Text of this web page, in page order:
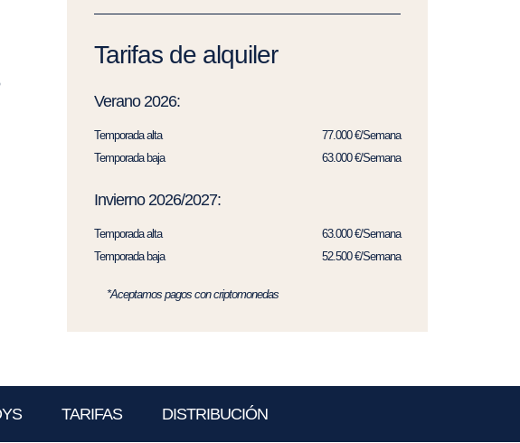
Tarifas de alquiler
Verano 2026:
Temporada alta
77.000 €/Semana
Temporada baja
63.000 €/Semana
Invierno 2026/2027:
Temporada alta
63.000 €/Semana
Temporada baja
52.500 €/Semana
*Aceptamos pagos con criptomonedas
TARIFAS DISTRIBUCIÓN